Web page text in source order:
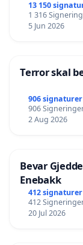
13 150
1 316
5 Jun 2026
Terror skal
906 signaturer
906
2 Aug 2026
Bevar
Enebakk
412 signaturer
412
20 Jul 2026